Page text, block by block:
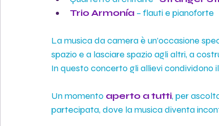
Trio Armonía – flauti e pianoforte
La musica da camera è un’occasione
spazio e a lasciare spazio agli altri, a
In questo concerto gli allievi condividono
Un momento aperto a tutti, per
partecipata, dove la musica diventa